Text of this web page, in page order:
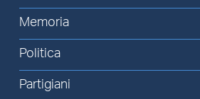
Memoria
Politica
Partigiani